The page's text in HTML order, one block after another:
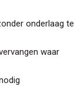
onderlaag te
waar